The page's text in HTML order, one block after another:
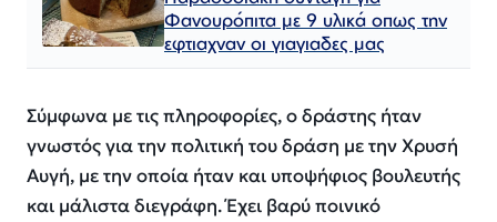
Φανουρόπιτα με 9 υλικά οπως την
εφτιαχναν οι γιαγιαδες μας
Σύμφωνα με τις πληροφορίες, ο δράστης ήταν
γνωστός για την πολιτική του δράση με την Χρυσή
Αυγή, με την οποία ήταν και υποψήφιος βουλευτής
και μάλιστα διεγράφη. Έχει βαρύ ποινικό